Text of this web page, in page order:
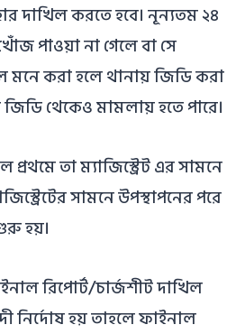
করতে হবে। নূন্যতম ২৪
পাওয়া না গেলে বা সে
মনে করা হলে থানায় জিডি করা
জিডি থেকেও মামলায় হতে পারে।
তা ম্যাজিস্ট্রেট এর সামনে
সামনে উপস্থাপনের পরে
হয়।
রিপোর্ট/চার্জশীট দাখিল
নির্দোষ হয় তাহলে ফাইনাল